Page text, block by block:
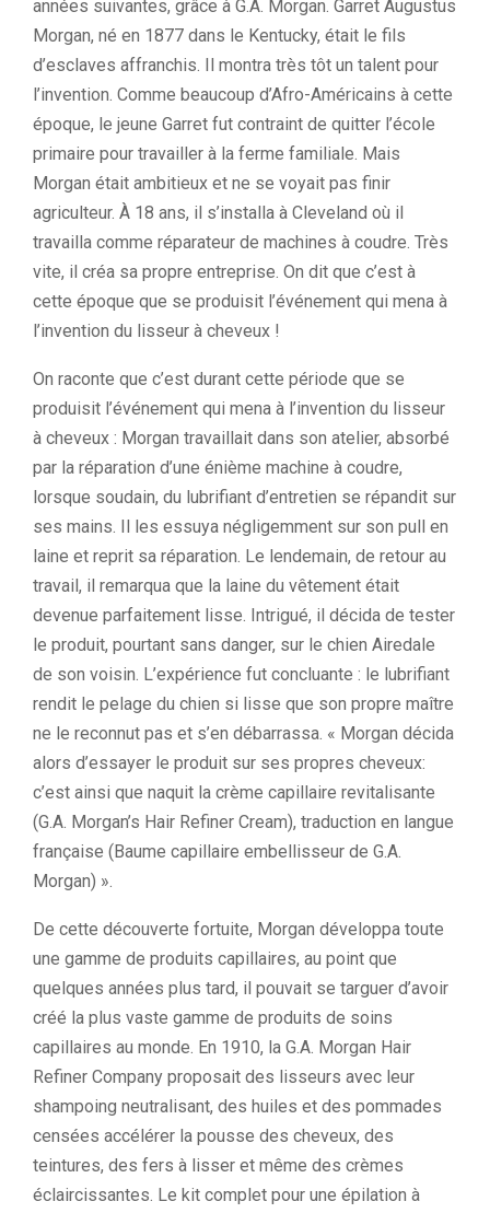
années suivantes, grâce à G.A. Morgan. Garret Augustus
Morgan, né en 1877 dans le Kentucky, était le fils
d’esclaves affranchis. Il montra très tôt un talent pour
l’invention. Comme beaucoup d’Afro-Américains à cette
époque, le jeune Garret fut contraint de quitter l’école
primaire pour travailler à la ferme familiale. Mais
Morgan était ambitieux et ne se voyait pas finir
agriculteur. À 18 ans, il s’installa à Cleveland où il
travailla comme réparateur de machines à coudre. Très
vite, il créa sa propre entreprise. On dit que c’est à
cette époque que se produisit l’événement qui mena à
l’invention du lisseur à cheveux !
On raconte que c’est durant cette période que se
produisit l’événement qui mena à l’invention du lisseur
à cheveux : Morgan travaillait dans son atelier, absorbé
par la réparation d’une énième machine à coudre,
lorsque soudain, du lubrifiant d’entretien se répandit sur
ses mains. Il les essuya négligemment sur son pull en
laine et reprit sa réparation. Le lendemain, de retour au
travail, il remarqua que la laine du vêtement était
devenue parfaitement lisse. Intrigué, il décida de tester
le produit, pourtant sans danger, sur le chien Airedale
de son voisin. L’expérience fut concluante : le lubrifiant
rendit le pelage du chien si lisse que son propre maître
ne le reconnut pas et s’en débarrassa. « Morgan décida
alors d’essayer le produit sur ses propres cheveux:
c’est ainsi que naquit la crème capillaire revitalisante
(G.A. Morgan’s Hair Refiner Cream), traduction en langue
française (Baume capillaire embellisseur de G.A.
Morgan) ».
De cette découverte fortuite, Morgan développa toute
une gamme de produits capillaires, au point que
quelques années plus tard, il pouvait se targuer d’avoir
créé la plus vaste gamme de produits de soins
capillaires au monde. En 1910, la G.A. Morgan Hair
Refiner Company proposait des lisseurs avec leur
shampoing neutralisant, des huiles et des pommades
censées accélérer la pousse des cheveux, des
teintures, des fers à lisser et même des crèmes
éclaircissantes. Le kit complet pour une épilation à